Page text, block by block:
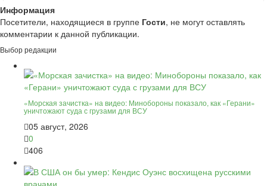
Информация
Посетители, находящиеся в группе Гости, не могут оставлять
комментарии к данной публикации.
Выбор редакции
«Морская зачистка» на видео: Минобороны показало, как «Герани»
уничтожают суда с грузами для ВСУ
05 август, 2026
0
406